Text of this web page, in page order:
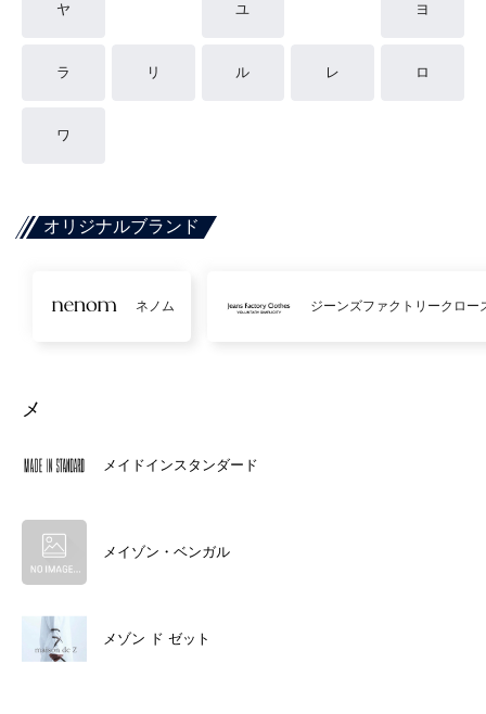
ヤ ユ ヨ
ラ リ ル レ ロ
ワ
オリジナルブランド
ネノム ジーンズファクトリークロー
メ
メイドインスタンダード
メイゾン・ベンガル
メゾン ド ゼット